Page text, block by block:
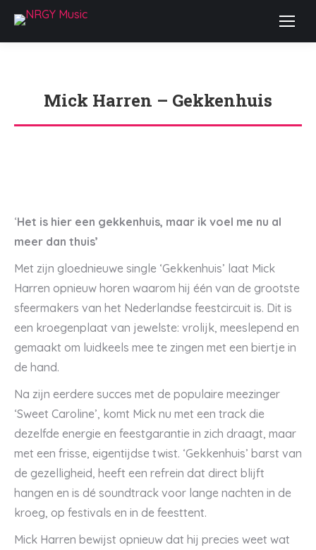
Mick Harren – Gekkenhuis
Je bent hier:
‘Het is hier een gekkenhuis, maar ik voel me nu al
meer dan thuis’
Met zijn gloednieuwe single ‘Gekkenhuis’ laat Mick
Harren opnieuw horen waarom hij één van de grootste
sfeermakers van het Nederlandse feestcircuit is. Dit is
een kroegenplaat van jewelste: vrolijk, meeslepend en
gemaakt om luidkeels mee te zingen met een biertje in
de hand.
Na zijn eerdere succes met de populaire meezinger
‘Sweet Caroline’, komt Mick nu met een track die
dezelfde energie en feestgarantie in zich draagt, maar
met een frisse, eigentijdse twist. ‘Gekkenhuis’ barst van
de gezelligheid, heeft een refrein dat direct blijft
hangen en is dé soundtrack voor lange nachten in de
kroeg, op festivals en in de feesttent.
Mick Harren bewijst opnieuw dat hij precies weet wat